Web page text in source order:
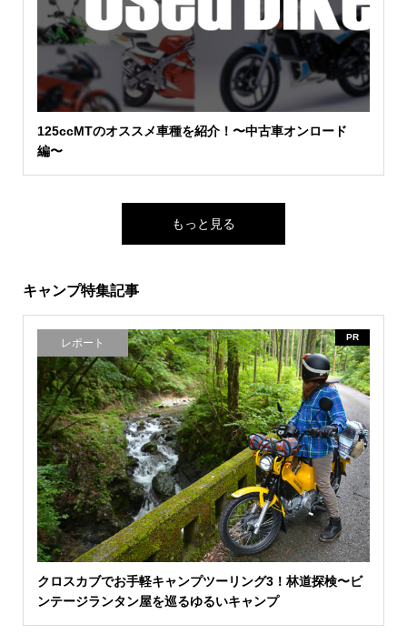
125ccMTのオススメ車種を紹介！〜中古車オンロード
編〜
もっと見る
キャンプ特集記事
レポート PR
クロスカブでお手軽キャンプツーリング3！林道探検〜ビ
ンテージランタン屋を巡るゆるいキャンプ